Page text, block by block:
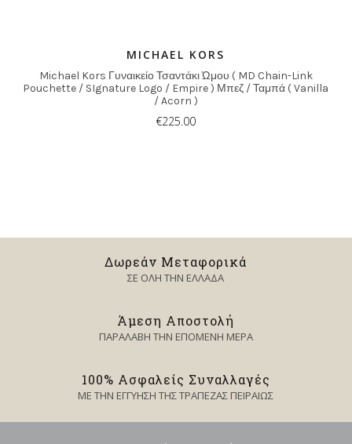
MICHAEL KORS
Michael Kors Γυναικείο Τσαντάκι Ώμου ( MD Chain-Link
Pouchette / SIgnature Logo / Empire ) Μπεζ / Ταμπά ( Vanilla
/ Acorn )
€225.00
Δωρεάν Μεταφορικά
ΣΕ ΟΛΗ ΤΗΝ ΕΛΛΑΔΑ
Άμεση Αποστολή
ΠΑΡΑΛΑΒΗ ΤΗΝ ΕΠΟΜΕΝΗ ΜΕΡΑ
100% Ασφαλείς Συναλλαγές
ΜΕ ΤΗΝ ΕΓΓΥΗΣΗ ΤΗΣ ΤΡΑΠΕΖΑΣ ΠΕΙΡΑΙΩΣ